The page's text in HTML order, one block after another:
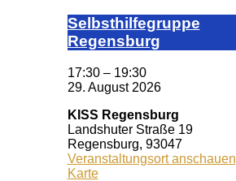
Selbst­hil­fe­grup­pe
Re­gens­burg
17:30 – 19:30
29. August 2026
KISS Regensburg
Landshuter Straße 19
Regensburg, 93047
Veranstaltungsort anschauen
KarteKISS